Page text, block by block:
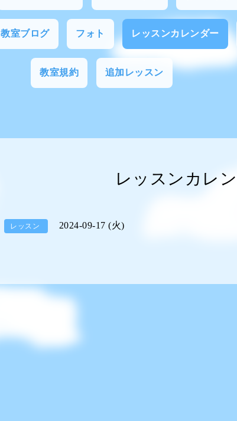
教室ブログ フォト レッスンカレンダー
教室規約 追加レッスン
レッスンカレ
レッスン 2024-09-17 (火)